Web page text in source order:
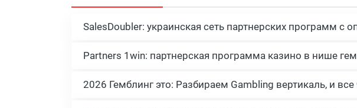
SalesDoubler: украинская сеть партнерских программ с
Partners 1win: партнерская программа казино в нише